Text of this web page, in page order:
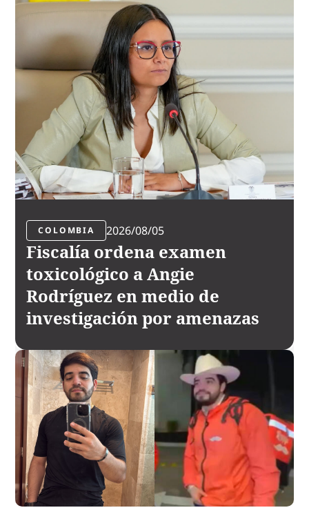
COLOMBIA 2026/08/05
Fiscalía ordena examen
toxicológico a Angie
Rodríguez en medio de
investigación por amenazas